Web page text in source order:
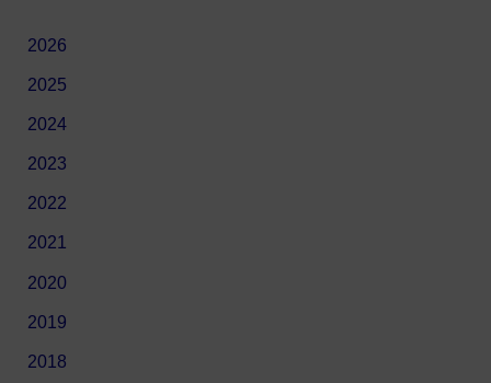
2026
2025
2024
2023
2022
2021
2020
2019
2018